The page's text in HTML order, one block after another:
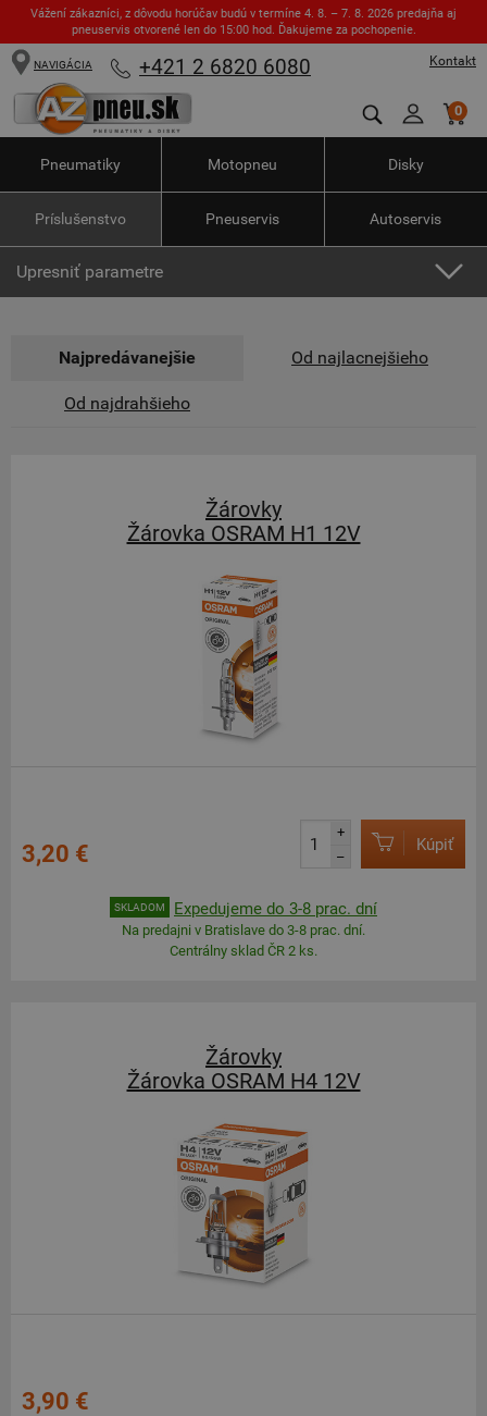
Vážení zákazníci, z dôvodu horúčav budú v termíne 4. 8. – 7. 8. 2026 predajňa aj
pneuservis otvorené len do 15:00 hod. Ďakujeme za pochopenie.
Kontakt
NAVIGÁCIA +421 2 6820 6080
0
Pneumatiky Motopneu Disky
Príslušenstvo Pneuservis Autoservis
Upresniť parametre
Najpredávanejšie Od najlacnejšieho
Od najdrahšieho
Žárovky
Žárovka OSRAM H1 12V
3,20 €
+
–
Kúpiť
SKLADOM Expedujeme do 3-8 prac. dní
Na predajni v Bratislave do 3-8 prac. dní.
Centrálny sklad ČR 2 ks.
Žárovky
Žárovka OSRAM H4 12V
3,90 €